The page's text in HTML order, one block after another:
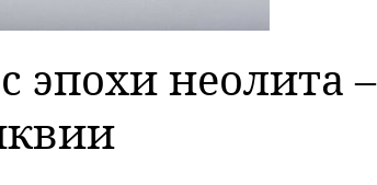
эпохи неолита –